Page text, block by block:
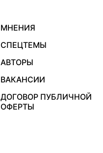
МНЕНИЯ
СПЕЦТЕМЫ
АВТОРЫ
ВАКАНСИИ
ДОГОВОР ПУБЛИЧНОЙ
ОФЕРТЫ